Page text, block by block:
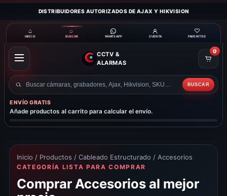
DISTRIBUIDORES AUTORIZADOS DE AJAX Y HIKVISION
⌂
INICIO
⌕
BUSCAR WHATSAPP CUENTA
♡
FAVORITOS
ABRIR
MENÚ
CCTV &
ALARMAS
Buscar
productos
BUSCAR
0
ENVÍO GRATIS
Añade productos al carrito para calcular el envío.
Inicio / Productos / Cableado Estructurado / Accesorios
CATEGORÍA LISTA PARA COMPRAR
Comprar Accesorios al mejor